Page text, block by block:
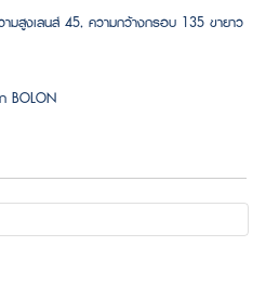
มสูงเลนส์ 45, ความกว้างกรอบ 135 ขายาว
BOLON